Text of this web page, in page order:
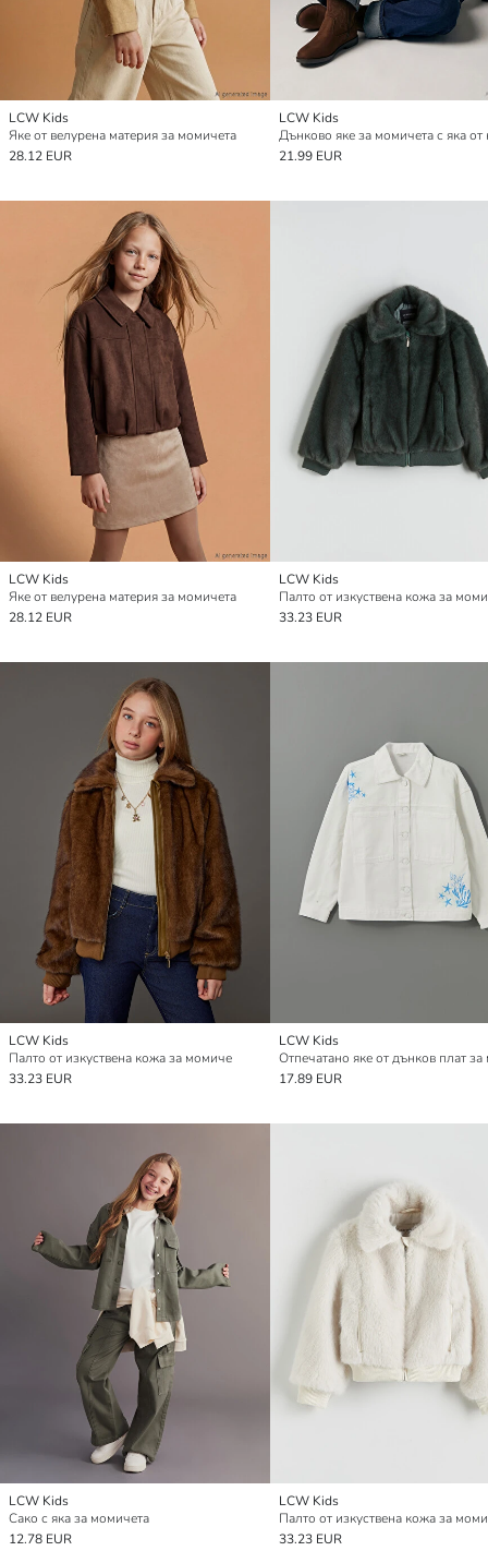
LCW Kids
Яке от велурена материя за момичета
28.12 EUR
LCW Kids
Дънково яке за момичета с яка от
21.99 EUR
LCW Kids
Яке от велурена материя за момичета
28.12 EUR
LCW Kids
Палто от изкуствена кожа за
33.23 EUR
LCW Kids
Палто от изкуствена кожа за момиче
33.23 EUR
LCW Kids
17.89 EUR
LCW Kids
Сако с яка за момичета
12.78 EUR
LCW Kids
Палто от изкуствена кожа за
33.23 EUR